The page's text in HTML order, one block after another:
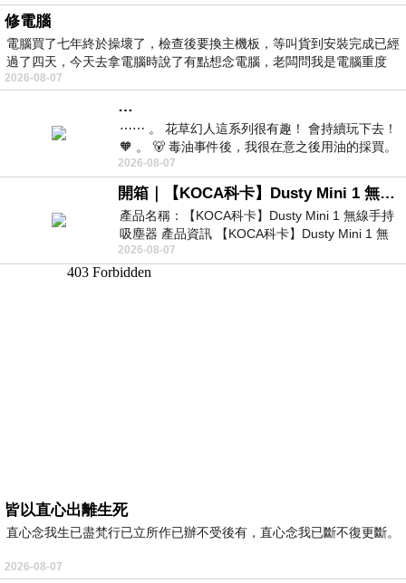
修電腦
電腦買了七年終於操壞了，檢查後要換主機板，等叫貨到安裝完成已經
過了四天，今天去拿電腦時說了有點想念電腦，老闆問我是電腦重度
2026-08-07
…
⋯⋯ 。 花草幻人這系列很有趣！ 會持續玩下去！
🧡 。 🐻 毒油事件後，我很在意之後用油的採買。
前天購買了我之前就很愛
2026-08-07
開箱｜【KOCA科卡】Dusty Mini 1 無線手持吸塵器
產品名稱：【KOCA科卡】Dusty Mini 1 無線手持
吸塵器 產品資訊 【KOCA科卡】Dusty Mini 1 無
線手持吸塵器評語： 能吸、能吹兼具兩
2026-08-07
皆以直心出離生死
直心念我生已盡梵行已立所作已辦不受後有，直心念我已斷不復更斷。
2026-08-07